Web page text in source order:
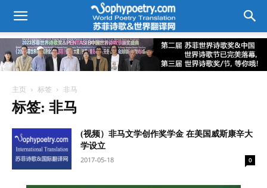
主页 标签 非马
标签: 非马
(视频）非马文学创作奖学金 在美国威斯康辛大
学设立
2017-05-18
0